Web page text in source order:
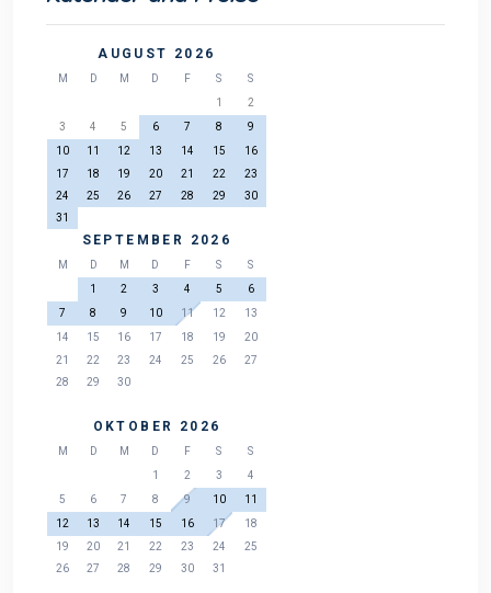
AUGUST 2026
M D M D F S
S
1
2
3
4 5 6 7 8
9
10
11 12 13 14 15
16
17
18 19 20 21 22
23
24
25 26 27 28 29
30
31
SEPTEMBER 2026
M D M D F S
S
1
2 3 4 5
6
7
8 9 10 11 12
13
14
15 16 17 18 19
20
21
22 23 24 25 26
27
28
29 30
OKTOBER 2026
M D M D F S
S
1
2 3
4
5
6 7 8 9 10
11
12
13 14 15 16 17
18
19
20 21 22 23 24
25
26
27 28 29 30 31